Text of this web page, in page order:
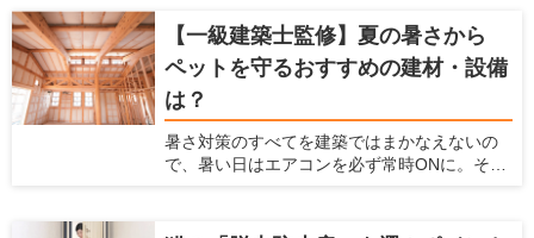
【一級建築士監修】夏の暑さから
ペットを守るおすすめの建材・設備
は？
暑さ対策のすべてを建築ではまかなえないの
で、暑い日はエアコンを必ず常時ONに。そこ
隙間をつくらない」「空気の流れをつくる」